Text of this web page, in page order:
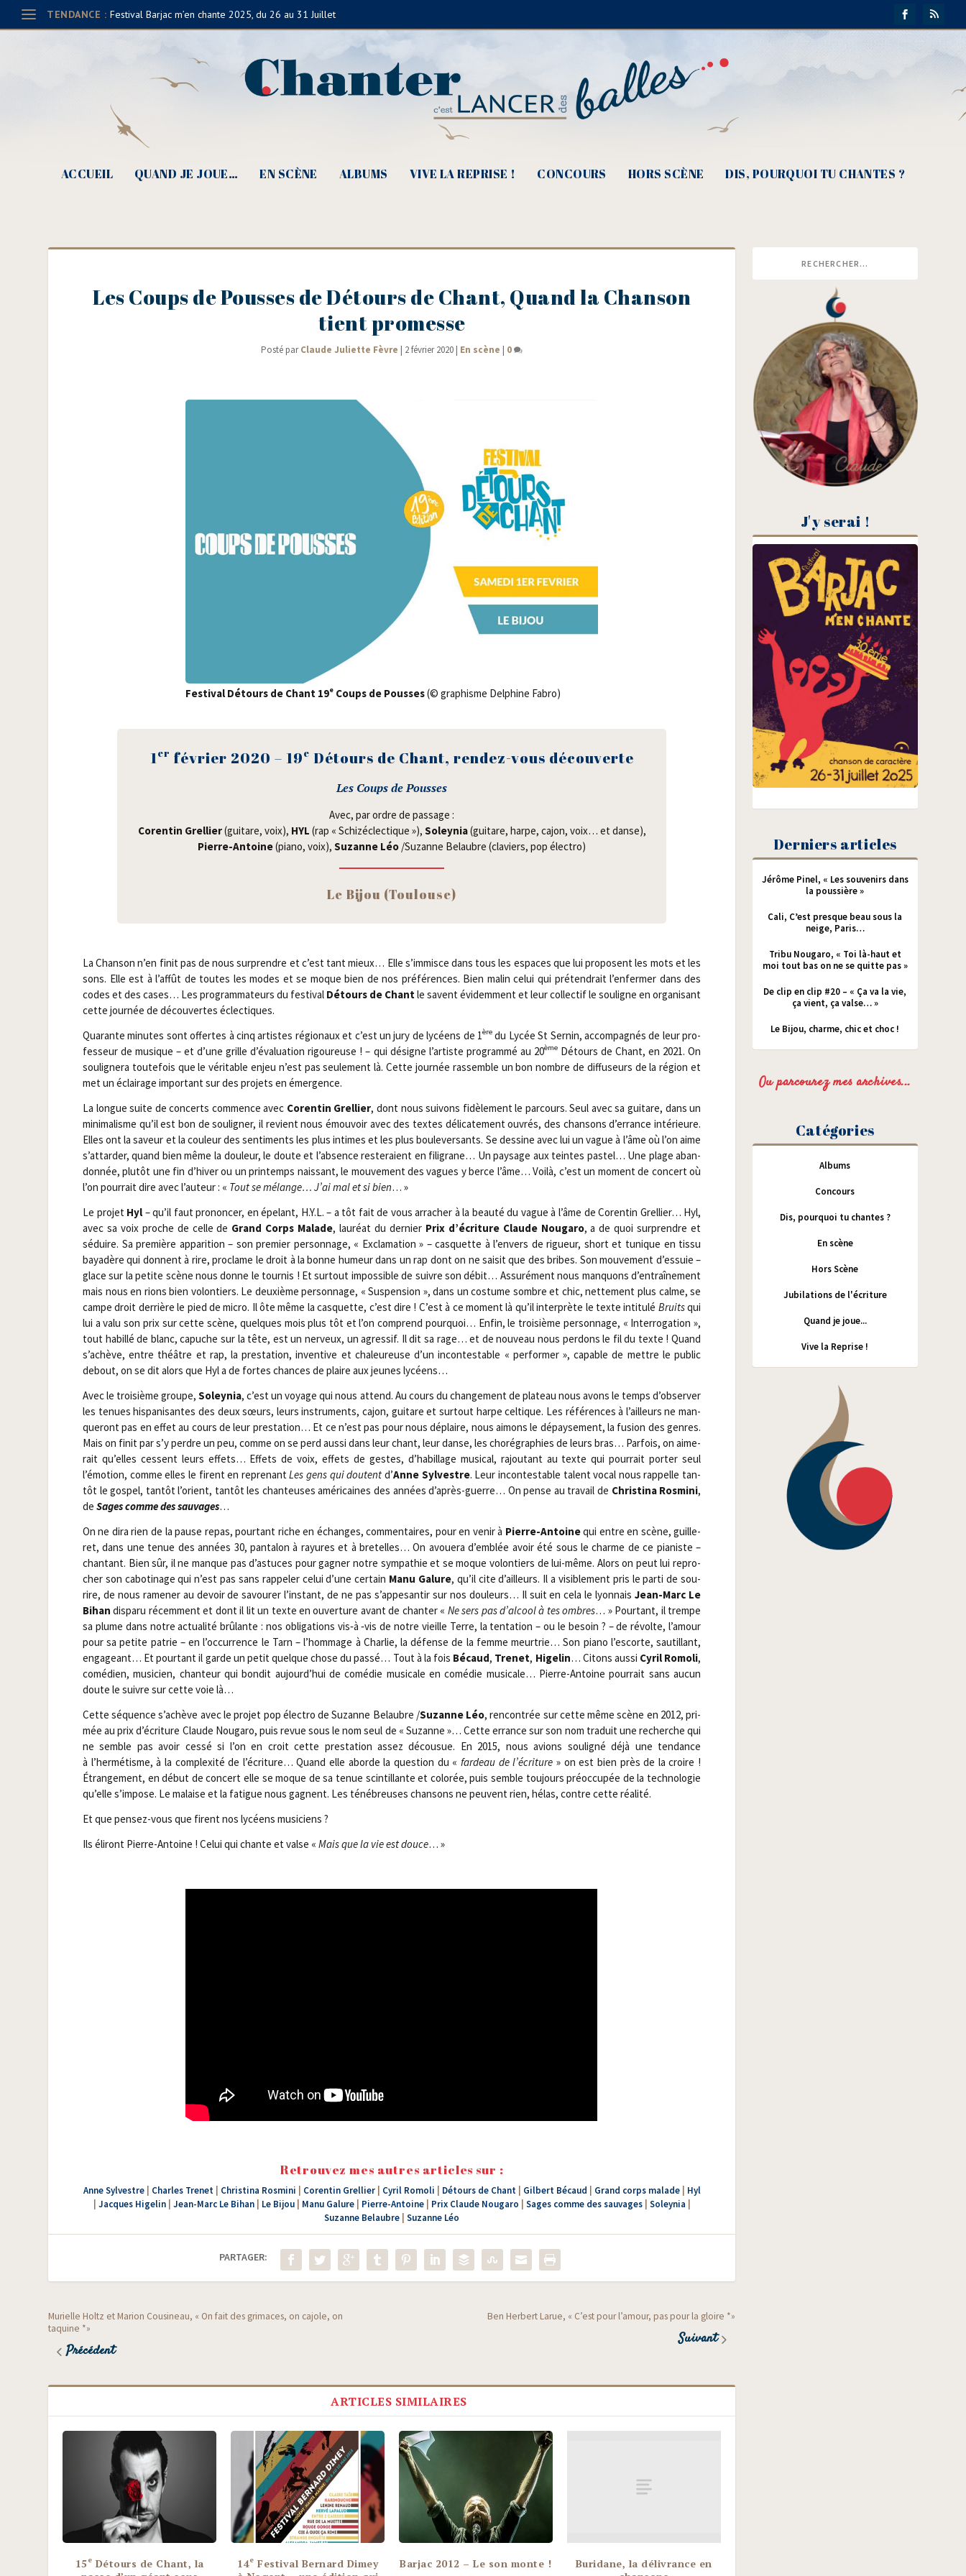
TENDANCE : Festival Barjac m’en chante 2025, du 26 au 31 Juillet
ACCUEIL QUAND JE JOUE… EN SCÈNE ALBUMS VIVE LA REPRISE ! CONCOURS HORS SCÈNE DIS, POURQUOI TU CHANTES ?
Les Coups de Pousses de Détours de Chant, Quand la Chanson
tient promesse
Posté parClaude Juliette Fèvre | 2 février 2020 | En scène | 0
Fes­ti­val Détours de Chant 19e Coups de Pousses(© gra­phisme Del­phine Fabro)
1er février 2020 – 19e Détours de Chant, ren­dez-vous découverte
Les Coups de Pousses
Avec, par ordre de pas­sage :
Coren­tin Grel­lier(gui­tare, voix), HYL (rap « Schi­zé­clec­tique »), Soley­nia(gui­tare, harpe, cajon, voix… et danse),
Pierre-Antoine(pia­no, voix),Suzanne Léo /​Suzanne Belaubre (cla­viers, pop électro)
Le Bijou (Tou­louse)
La Chan­son n’en finit pas de nous sur­prendre et c’est tant mieux… Elle s’immisce dans tous les espaces que lui pro­posent les mots et les
sons. Elle est à l’affût de toutes les modes et se moque bien de nos pré­fé­rences. Bien malin celui qui pré­ten­drait l’enfermer dans des
codes et des cases… Les pro­gram­ma­teurs du fes­ti­val Détours de Chantle savent évi­dem­ment et leur col­lec­tif le sou­ligne en orga­ni­sant
cette jour­née de décou­vertes éclectiques.
Qua­rante minutes sont offertes à cinq artistes régio­naux et c’est un jury de lycéens de 1èredu Lycée St Ser­nin, accom­pa­gnés de leur pro­
fes­seur de musique – et d’une grille d’évaluation rigou­reuse ! – qui désigne l’artiste pro­gram­mé au 20èmeDétours de Chant, en 2021. On
sou­li­gne­ra tou­te­fois que le véri­table enjeu n’est pas seule­ment là. Cette jour­née ras­semble un bon nombre de dif­fu­seurs de la région et
met un éclai­rage impor­tant sur des pro­jets en émergence.
La longue suite de concerts com­mence avec Coren­tin Grel­lier, dont nous sui­vons fidè­le­ment le par­cours. Seul avec sa gui­tare, dans un
mini­ma­lisme qu’il est bon de sou­li­gner, il revient nous émou­voir avec des textes déli­ca­te­ment ouvrés, des chan­sons d’errance inté­rieure.
Elles ont la saveur et la cou­leur des sen­ti­ments les plus intimes et les plus bou­le­ver­sants. Se des­sine avec lui un vague à l’âme où l’on aime
s’attarder, quand bien même la dou­leur, le doute et l’absence res­te­raient en fili­grane… Un pay­sage aux teintes pas­tel… Une plage aban­
don­née, plu­tôt une fin d’hiver ou un prin­temps nais­sant, le mou­ve­ment des vagues y berce l’âme… Voi­là, c’est un moment de concert où
l’on pour­rait dire avec l’auteur : « Tout se mélange… J’ai mal et si bien… »
Le pro­jet Hyl – qu’il faut pro­non­cer, en épe­lant, H.Y.L. – a tôt fait de vous arra­cher à la beau­té du vague à l’âme de Coren­tin Grel­lier… Hyl,
avec sa voix proche de celle de Grand Corps Malade, lau­réat du der­nier Prix d’écriture Claude Nou­ga­ro, a de quoi sur­prendre et
séduire. Sa pre­mière appa­ri­tion – son pre­mier per­son­nage, « Excla­ma­tion » – cas­quette à l’envers de rigueur, short et tunique en tis­su
baya­dère qui donnent à rire, pro­clame le droit à la bonne humeur dans un rap dont on ne sai­sit que des bribes. Son mou­ve­ment d’essuie –
glace sur la petite scène nous donne le tour­nis ! Et sur­tout impos­sible de suivre son débit… Assu­ré­ment nous man­quons d’entraînement
mais nous en rions bien volon­tiers. Le deuxième per­son­nage, « Sus­pen­sion », dans un cos­tume sombre et chic, net­te­ment plus calme, se
campe droit der­rière le pied de micro. Il ôte même la cas­quette, c’est dire ! C’est à ce moment là qu’il inter­prète le texte inti­tu­lé Bruitsqui
lui a valu son prix sur cette scène, quelques mois plus tôt et l’on com­prend pour­quoi… Enfin, le troi­sième per­son­nage, « Inter­ro­ga­tion »,
tout habillé de blanc, capuche sur la tête, est un ner­veux, un agres­sif. Il dit sa rage… et de nou­veau nous per­dons le fil du texte ! Quand
s’achève, entre théâtre et rap, la pres­ta­tion, inven­tive et cha­leu­reuse d’un incon­tes­table « per­for­mer », capable de mettre le public
debout, on se dit alors que Hyl a de fortes chances de plaire aux jeunes lycéens…
Avec le troi­sième groupe,Soley­nia, c’est un voyage qui nous attend. Au cours du chan­ge­ment de pla­teau nous avons le temps d’observer
les tenues his­pa­ni­santes des deux sœurs, leurs ins­tru­ments, cajon, gui­tare et sur­tout harpe cel­tique. Les réfé­rences à l’ailleurs ne man­
que­ront pas en effet au cours de leur pres­ta­tion… Et ce n’est pas pour nous déplaire, nous aimons le dépay­se­ment, la fusion des genres.
Mais on finit par s’y perdre un peu, comme on se perd aus­si dans leur chant, leur danse, les cho­ré­gra­phies de leurs bras… Par­fois, on aime­
rait qu’elles cessent leurs effets… Effets de voix, effets de gestes, d’habillage musi­cal, rajou­tant au texte qui pour­rait por­ter seul
l’émotion, comme elles le firent en repre­nantLes gens qui doutent d’Anne Syl­vestre. Leur incon­tes­table talent vocal nous rap­pelle tan­
tôt le gos­pel, tan­tôt l’orient, tan­tôt les chan­teuses amé­ri­caines des années d’après-guerre… On pense au tra­vail de Chris­ti­na Ros­mi­ni,
de Sages comme des sau­vages…
On ne dira rien de la pause repas, pour­tant riche en échanges, com­men­taires, pour en venir à Pierre-Antoinequi entre en scène, guille­
ret, dans une tenue des années 30, pan­ta­lon à rayures et à bre­telles… On avoue­ra d’emblée avoir été sous le charme de ce pia­niste –
chan­tant. Bien sûr, il ne manque pas d’astuces pour gagner notre sym­pa­thie et se moque volon­tiers de lui-même. Alors on peut lui repro­
cher son cabo­ti­nage qui n’est pas sans rap­pe­ler celui d’une cer­tain Manu Galure, qu’il cite d’ailleurs. Il a visi­ble­ment pris le par­ti de sou­
rire, de nous rame­ner au devoir de savou­rer l’instant, de ne pas s’appesantir sur nos dou­leurs… Il suit en cela le lyon­naisJean-Marc Le
Bihan dis­pa­ru récem­ment et dont il lit un texte en ouver­ture avant de chan­ter « Ne sers pas d’alcool à tes ombres… » Pour­tant, il trempe
sa plume dans notre actua­li­té brû­lante : nos obli­ga­tions vis‑à ‑vis de notre vieille Terre, la ten­ta­tion – ou le besoin ? – de révolte, l’amour
pour sa petite patrie – en l’occurrence le Tarn – l’hommage à Char­lie, la défense de la femme meur­trie… Son pia­no l’escorte, sau­tillant,
enga­geant… Et pour­tant il garde un petit quelque chose du pas­sé… Tout à la fois Bécaud, Tre­net, Hige­lin… Citons aus­si Cyril Romo­li,
comé­dien, musi­cien, chan­teur qui bon­dit aujourd’hui de comé­die musi­cale en comé­die musi­cale… Pierre-Antoine pour­rait sans aucun
doute le suivre sur cette voie là…
Cette séquence s’achève avec le pro­jet pop élec­tro de Suzanne Belaubre /​Suzanne Léo, ren­con­trée sur cette même scène en 2012, pri­
mée au prix d’écriture Claude Nou­ga­ro, puis revue sous le nom seul de « Suzanne »… Cette errance sur son nom tra­duit une recherche qui
ne semble pas avoir ces­sé si l’on en croit cette pres­ta­tion assez décou­sue. En 2015, nous avions sou­li­gné déjà une ten­dance
à l’hermétisme, à la com­plexi­té de l’écriture… Quand elle aborde la ques­tion du « far­deau de l’écriture » on est bien près de la croire !
Étran­ge­ment, en début de concert elle se moque de sa tenue scin­tillante et colo­rée, puis semble tou­jours pré­oc­cu­pée de la tech­no­lo­gie
qu’elle s’impose. Le malaise et la fatigue nous gagnent. Les téné­breuses chan­sons ne peuvent rien, hélas, contre cette réalité.
Et que pen­sez-vous que firent nos lycéens musiciens ?
Ils éli­ront Pierre-Antoine ! Celui qui chante et valse « Mais que la vie est douce… »
Retrouvez mes autres articles sur :
Anne Sylvestre| Charles Trenet| Christina Rosmini Corentin Grellier| Cyril Romoli Détours de Chant| Gilbert Bécaud Grand corps malade| Hyl
Jacques Higelin| Jean-Marc Le Bihan| Le Bijou| Manu Galure| Pierre-Antoine| Prix Claude Nougaro Sages comme des sauvages| Soleynia
Suzanne Belaubre |Suzanne Léo
PARTAGER:
Murielle Holtz et Marion Cousineau, « On fait des grimaces, on cajole, on
taquine *»
Précédent
Ben Herbert Larue, « C’est pour l’amour, pas pour la gloire *»
Suivant
ARTICLES SIMILAIRES
15e Détours de Chant, la
14e Festival Bernard Dimey
Barjac 2012 – Le son monte !
Buridane, la délivrance en
J'y serai !
Derniers articles
Jérôme Pinel, « Les souvenirs dans
la poussière »
Cali, C’est presque beau sous la
neige, Paris…
Tribu Nougaro, « Toi là-haut et
moi tout bas on ne se quitte pas »
De clip en clip #20 – « Ça va la vie,
ça vient, ça valse… »
Le Bijou, charme, chic et choc !
Ou parcourez mes archives...
Catégories
Albums
Concours
Dis, pourquoi tu chantes ?
En scène
Hors Scène
Jubilations de l'écriture
Quand je joue...
Vive la Reprise !